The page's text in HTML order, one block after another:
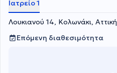
Ιατρείο 1
Λουκιανού 14, Κολωνάκι, Αττική
Επόμενη διαθεσιμότητα